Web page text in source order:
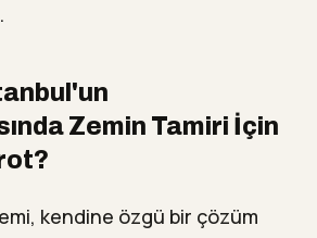
Zemin Tamiri İçin
kendine özgü bir çözüm